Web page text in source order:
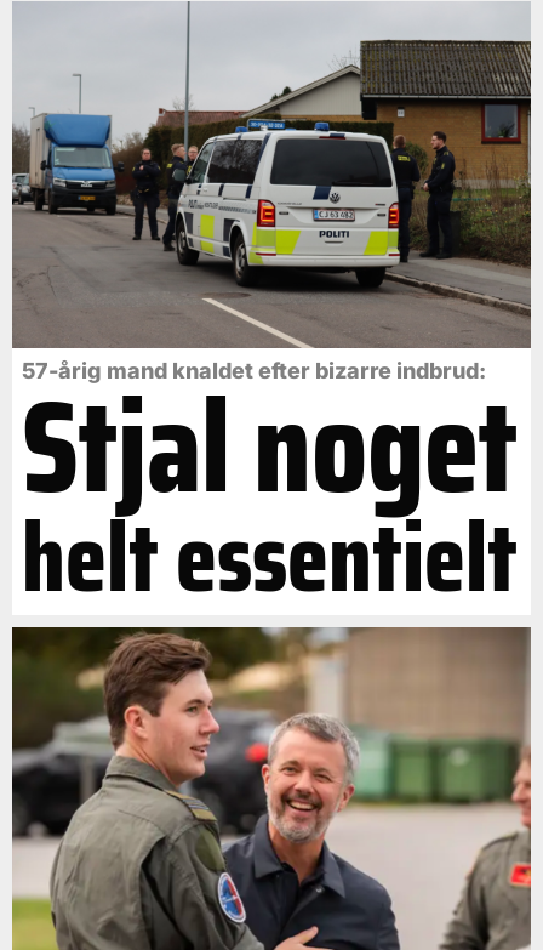
57-årig mand knaldet efter bizarre indbrud:
Stjal noget
helt essentielt